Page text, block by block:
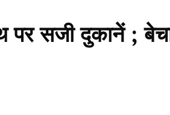
पर सजी दुकानें ;